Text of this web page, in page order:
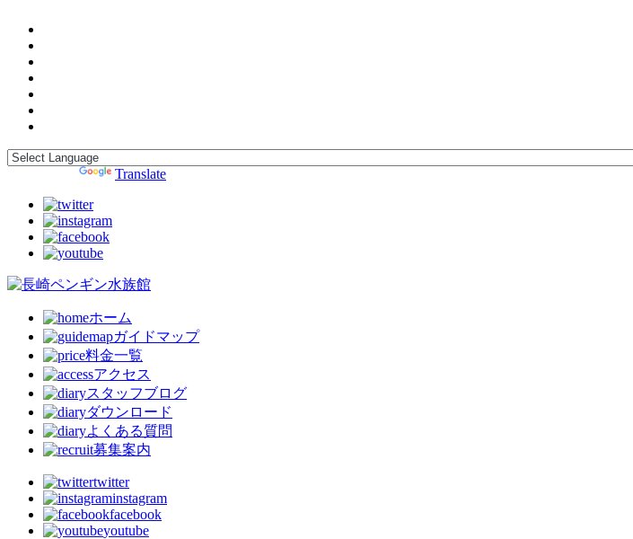
Translate
ホーム
ガイドマップ
料金一覧
アクセス
スタッフブログ
ダウンロード
よくある質問
募集案内
twitter
instagram
facebook
youtube